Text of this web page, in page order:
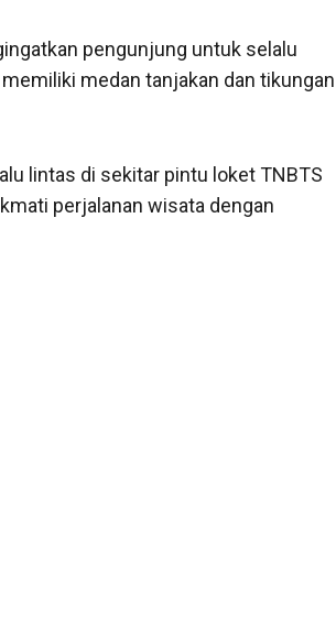
pengunjung untuk selalu
medan tanjakan dan tikungan
lintas di sekitar pintu loket TNBTS
perjalanan wisata dengan